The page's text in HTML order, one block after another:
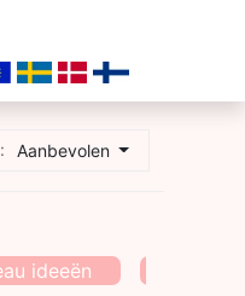
(242)
Aanbevolen
ideeën